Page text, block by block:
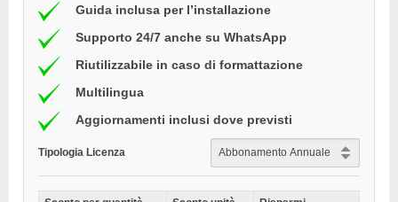
Guida inclusa per l’installazione
Supporto 24/7 anche su WhatsApp
Riutilizzabile in caso di formattazione
Multilingua
Aggiornamenti inclusi dove previsti
Tipologia Licenza